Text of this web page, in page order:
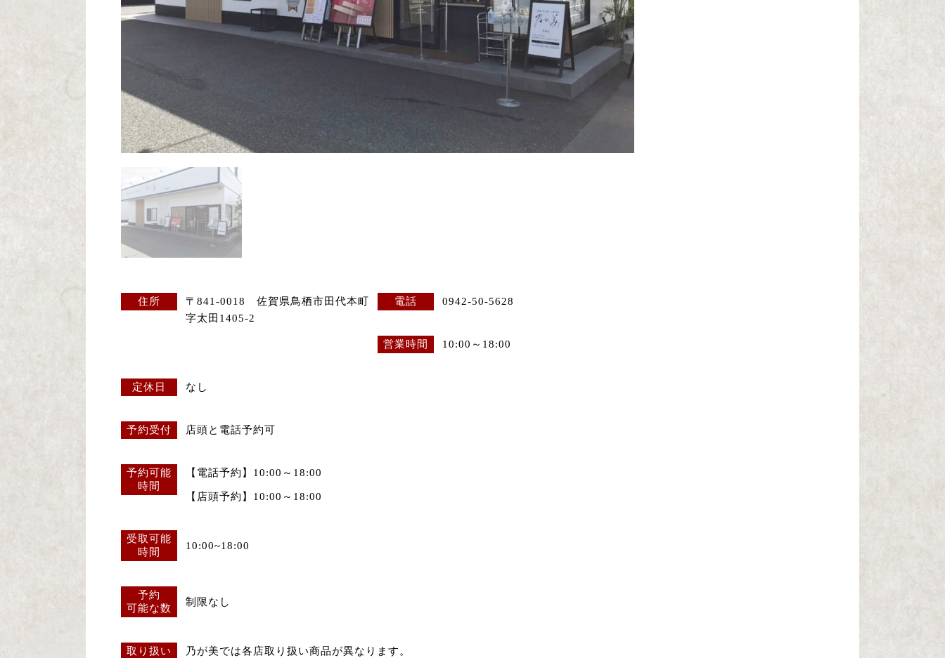
住所
〒841-0018 佐賀県鳥栖市田代本町
字太田1405-2
電話 0942-50-5628
営業時間 10:00～18:00
定休日 なし
予約受付 店頭と電話予約可
予約可能
時間
【電話予約】10:00～18:00
【店頭予約】10:00～18:00
受取可能
時間
10:00~18:00
予約
可能な数
制限なし
取り扱い
乃が美では各店取り扱い商品が異なります。